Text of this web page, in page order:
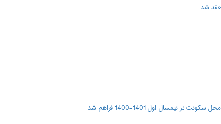
شد
نیمسال اول 1401-1400 فراهم شد